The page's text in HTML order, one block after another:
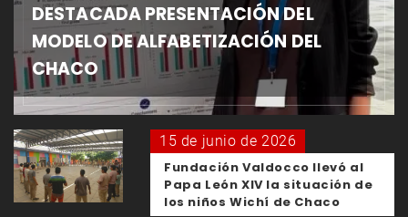
DESTACADA PRESENTACIÓN DEL
MODELO DE ALFABETIZACIÓN DEL
CHACO
15 de junio de 2026
Fundación Valdocco llevó al
Papa León XIV la situación de
los niños Wichí de Chaco